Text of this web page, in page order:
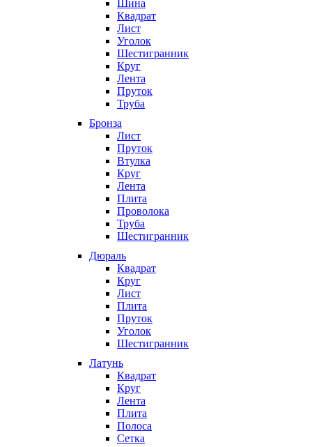
Шина
Квадрат
Лист
Уголок
Шестигранник
Круг
Лента
Пруток
Труба
Бронза
Лист
Пруток
Втулка
Круг
Лента
Плита
Проволока
Труба
Шестигранник
Дюраль
Квадрат
Круг
Лист
Плита
Пруток
Уголок
Шестигранник
Латунь
Квадрат
Круг
Лента
Плита
Полоса
Сетка